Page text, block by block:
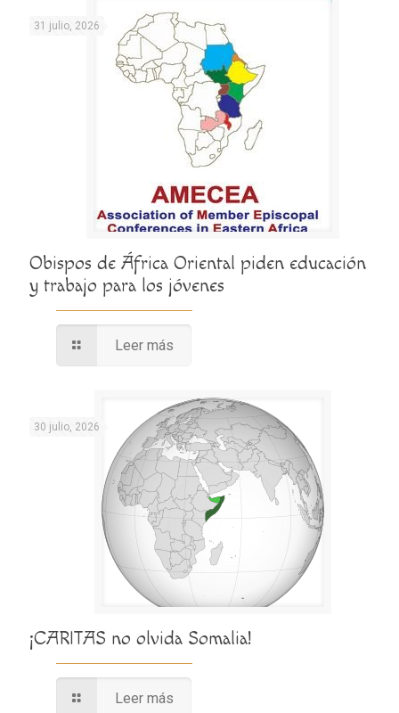
31 julio, 2026
Obispos de África Oriental piden educación
y trabajo para los jóvenes
Leer más
30 julio, 2026
¡CARITAS no olvida Somalia!
Leer más